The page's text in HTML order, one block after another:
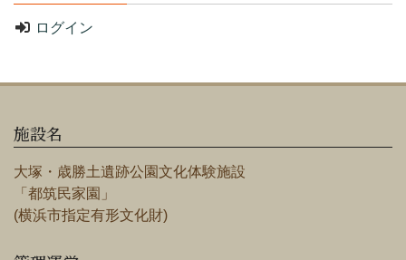
ログイン
施設名
大塚・歳勝土遺跡公園文化体験施設
「都筑民家園」
(横浜市指定有形文化財)